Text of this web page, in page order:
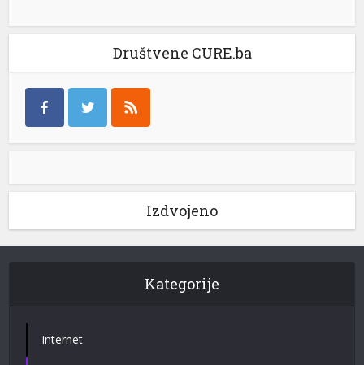
Društvene CURE.ba
Izdvojeno
Kategorije
internet